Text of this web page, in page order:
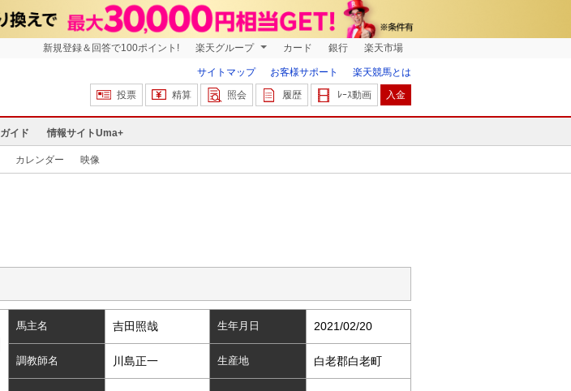
新規登録＆回答で100ポイント! 楽天グループ カード 銀行 楽天市場
サイトマップ お客様サポート
楽天競馬とは
投票
精算 照会 履歴 ﾚｰｽ動画 入金
ガイド 情報サイトUma+
カレンダー 映像
馬主名 吉田照哉 生年月日 2021/02/20
調教師名 川島正一 生産地 白老郡白老町